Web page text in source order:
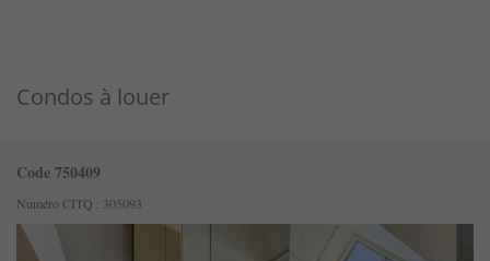
Condos à louer
Code 750409
Numéro CITQ : 305093